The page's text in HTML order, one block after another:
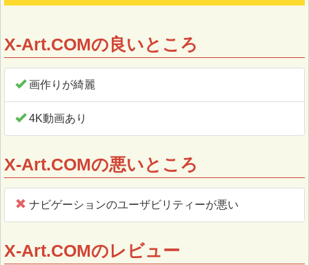
X-Art.COMの良いところ
画作りが綺麗
4K動画あり
X-Art.COMの悪いところ
ナビゲーションのユーザビリティーが悪い
X-Art.COMのレビュー